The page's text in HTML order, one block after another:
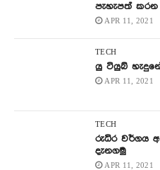
පැහැපත් කරන
APR 11, 2021
TECH
යු ටියුබ්
APR 11, 2021
TECH
රුධිර වර්ගය
දැනගමු
APR 11, 2021